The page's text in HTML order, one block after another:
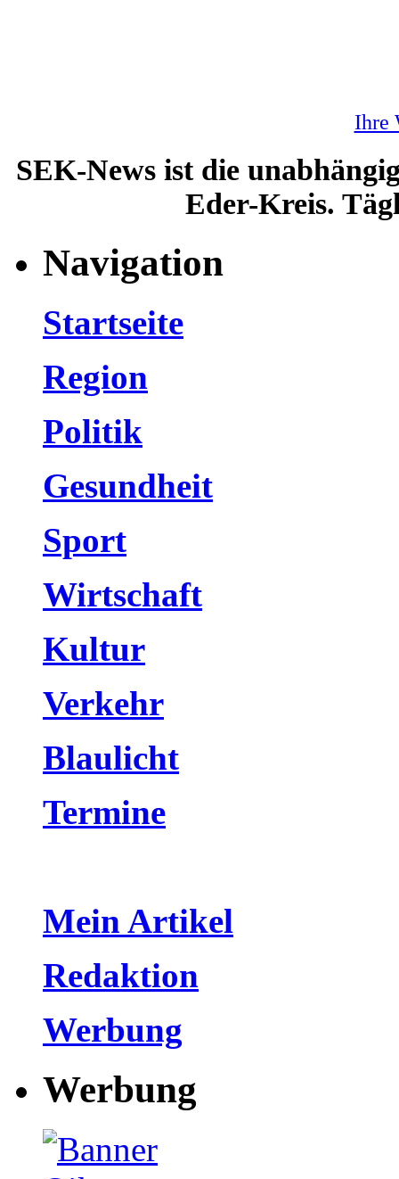
Ihre
SEK-News ist die
Eder-Kreis.
Navigation
Startseite
Region
Politik
Gesundheit
Sport
Wirtschaft
Kultur
Verkehr
Blaulicht
Termine
Mein Artikel
Redaktion
Werbung
Werbung